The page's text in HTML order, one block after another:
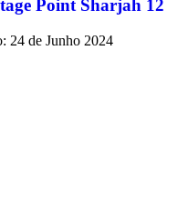
Point Sharjah 12
24 de Junho 2024